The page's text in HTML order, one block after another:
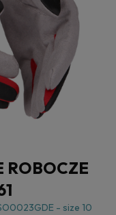
ROBOCZE
- size 10